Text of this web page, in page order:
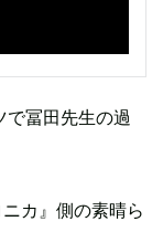
冨田先生の過
カ』側の素晴ら